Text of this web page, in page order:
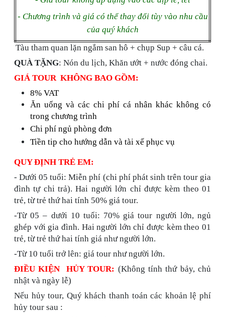
- Chương trình và giá có thể thay đổi tùy vào nhu cầu
của quý khách
Tàu tham quan lặn ngắm san hô + chụp Sup + câu cá.
QUÀ TẶNG: Nón du lịch, Khăn ướt + nước đóng chai.
GIÁ TOUR KHÔNG BAO GỒM:
8% VAT
Ăn uống và các chi phí cá nhân khác không có
trong chương trình
Chi phí ngủ phòng đơn
Tiền tip cho hướng dẫn và tài xế phục vụ
QUY ĐỊNH TRẺ EM:
- Dưới 05 tuổi: Miễn phí (chi phí phát sinh trên tour gia
đình tự chi trả). Hai người lớn chỉ được kèm theo 01
trẻ, từ trẻ thứ hai tính 50% giá tour.
-Từ 05 – dưới 10 tuổi: 70% giá tour người lớn, ngủ
ghép với gia đình. Hai người lớn chỉ được kèm theo 01
trẻ, từ trẻ thứ hai tính giá như người lớn.
-Từ 10 tuổi trở lên: giá tour như người lớn.
ĐIỀU KIỆN HỦY TOUR: (Không tính thứ bảy, chủ
nhật và ngày lễ)​
Nếu hủy tour, Quý khách thanh toán các khoản lệ phí
hủy tour sau :